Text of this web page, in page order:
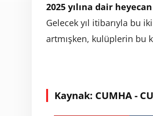
2025 yılına dair
Gelecek yıl itibarıyla bu
artmışken, kulüplerin bu
Kaynak: CUMHA -